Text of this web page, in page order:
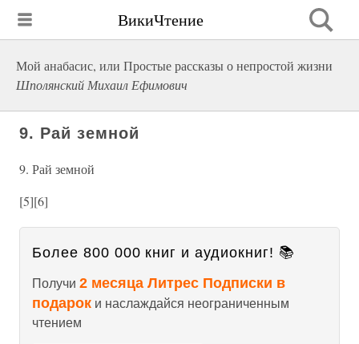
ВикиЧтение
Мой анабасис, или Простые рассказы о непростой жизни
Шполянский Михаил Ефимович
9. Рай земной
9. Рай земной
[5][6]
Более 800 000 книг и аудиокниг! 📚
Получи 2 месяца Литрес Подписки в
подарок и наслаждайся неограниченным
чтением